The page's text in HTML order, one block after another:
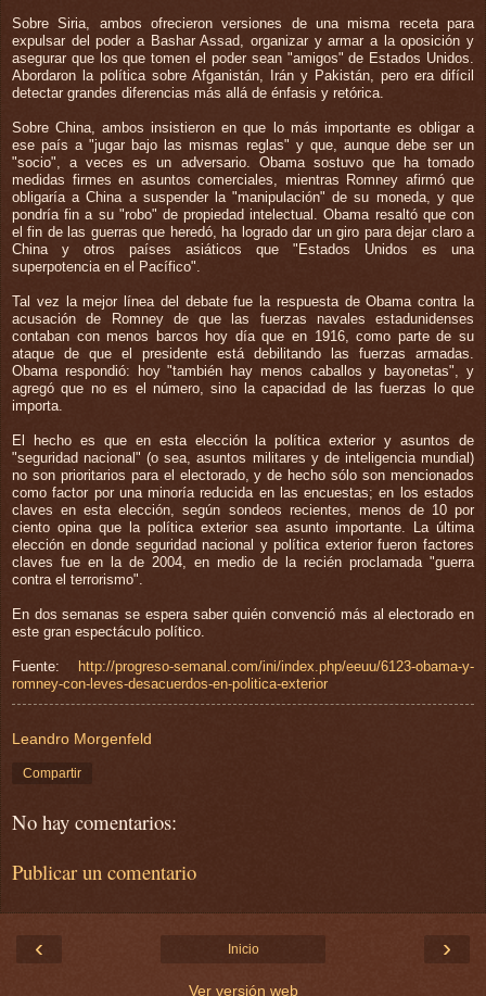
Sobre Siria, ambos ofrecieron versiones de una misma receta para
expulsar del poder a Bashar Assad, organizar y armar a la oposición y
asegurar que los que tomen el poder sean "amigos" de Estados Unidos.
Abordaron la política sobre Afganistán, Irán y Pakistán, pero era difícil
detectar grandes diferencias más allá de énfasis y retórica.
Sobre China, ambos insistieron en que lo más importante es obligar a
ese país a "jugar bajo las mismas reglas" y que, aunque debe ser un
"socio", a veces es un adversario. Obama sostuvo que ha tomado
medidas firmes en asuntos comerciales, mientras Romney afirmó que
obligaría a China a suspender la "manipulación" de su moneda, y que
pondría fin a su "robo" de propiedad intelectual. Obama resaltó que con
el fin de las guerras que heredó, ha logrado dar un giro para dejar claro a
China y otros países asiáticos que "Estados Unidos es una
superpotencia en el Pacífico".
Tal vez la mejor línea del debate fue la respuesta de Obama contra la
acusación de Romney de que las fuerzas navales estadunidenses
contaban con menos barcos hoy día que en 1916, como parte de su
ataque de que el presidente está debilitando las fuerzas armadas.
Obama respondió: hoy "también hay menos caballos y bayonetas", y
agregó que no es el número, sino la capacidad de las fuerzas lo que
importa.
El hecho es que en esta elección la política exterior y asuntos de
"seguridad nacional" (o sea, asuntos militares y de inteligencia mundial)
no son prioritarios para el electorado, y de hecho sólo son mencionados
como factor por una minoría reducida en las encuestas; en los estados
claves en esta elección, según sondeos recientes, menos de 10 por
ciento opina que la política exterior sea asunto importante. La última
elección en donde seguridad nacional y política exterior fueron factores
claves fue en la de 2004, en medio de la recién proclamada "guerra
contra el terrorismo".
En dos semanas se espera saber quién convenció más al electorado en
este gran espectáculo político.
Fuente:
http://progreso-semanal.com/ini/index.php/eeuu/6123-obama-y-
romney-con-leves-desacuerdos-en-politica-exterior
Leandro Morgenfeld
Compartir
No hay comentarios:
Publicar un comentario
‹ ›
Inicio
Ver versión web